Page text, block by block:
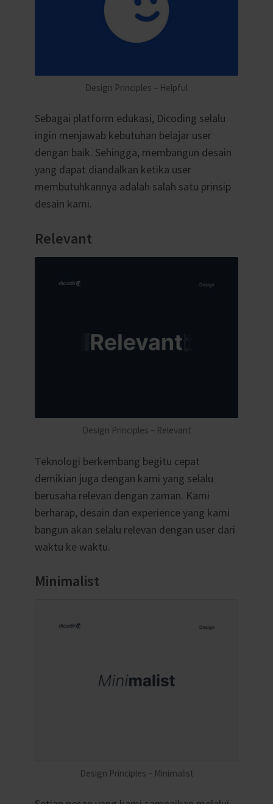
Design Principles – Helpful
Sebagai platform edukasi, Dicoding selalu
ingin menjawab kebutuhan belajar user
dengan baik. Sehingga, membangun desain
yang dapat diandalkan ketika user
membutuhkannya adalah salah satu prinsip
desain kami.
Relevant
Design Principles – Relevant
Teknologi berkembang begitu cepat
demikian juga dengan kami yang selalu
berusaha relevan dengan zaman. Kami
berharap, desain dan experience yang kami
bangun akan selalu relevan dengan user dari
waktu ke waktu.
Minimalist
Design Principles – Minimalist